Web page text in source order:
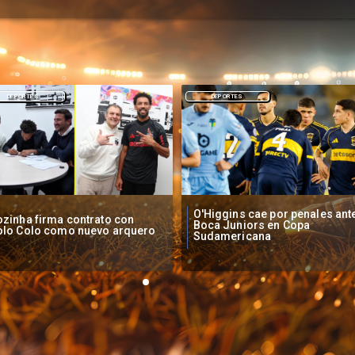
cae por penales ante
Juniors en Copa
DEPORTES
Operadores de apuestas
piden acelerar regulación en
Chile
NACIONAL